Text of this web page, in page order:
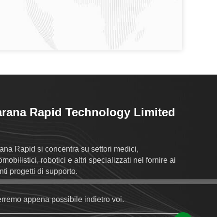
Rapid Technology Limited
Rapid si concentra su settori medici,
robotici e altri specializzati nel fornire ai
progetti di supporto.
appena possibile indietro voi.